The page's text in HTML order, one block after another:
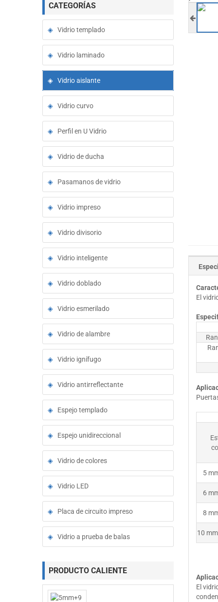
El
5
6
8
10
El
CATEGORÍAS
Vidrio templado
Vidrio laminado
Vidrio aislante
Vidrio curvo
Perfil en U Vidrio
Vidrio de ducha
Pasamanos de vidrio
Vidrio impreso
Vidrio divisorio
Vidrio inteligente
Vidrio doblado
Vidrio esmerilado
Vidrio de alambre
Vidrio ignífugo
Vidrio antirreflectante
Espejo templado
Espejo unidireccional
Vidrio de colores
Vidrio LED
Placa de circuito impreso
Vidrio a prueba de balas
PRODUCTO CALIENTE